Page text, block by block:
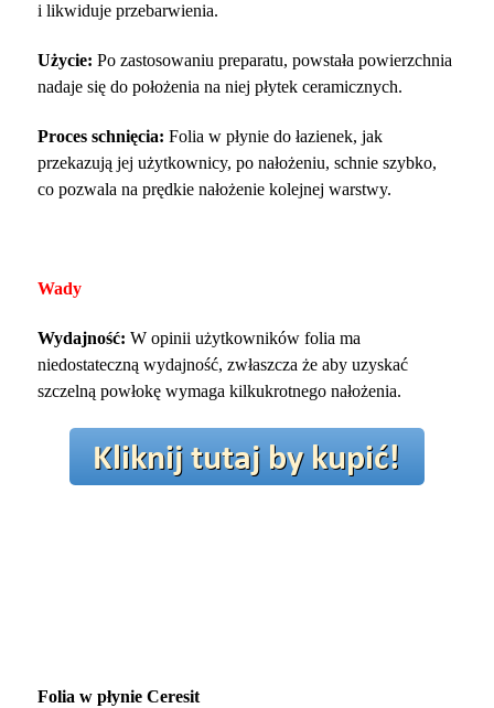
i likwiduje przebarwienia.
Użycie: Po zastosowaniu preparatu, powstała powierzchnia
nadaje się do położenia na niej płytek ceramicznych.
Proces schnięcia: Folia w płynie do łazienek, jak
przekazują jej użytkownicy, po nałożeniu, schnie szybko,
co pozwala na prędkie nałożenie kolejnej warstwy.
Wady
Wydajność: W opinii użytkowników folia ma
niedostateczną wydajność, zwłaszcza że aby uzyskać
szczelną powłokę wymaga kilkukrotnego nałożenia.
Folia w płynie Ceresit